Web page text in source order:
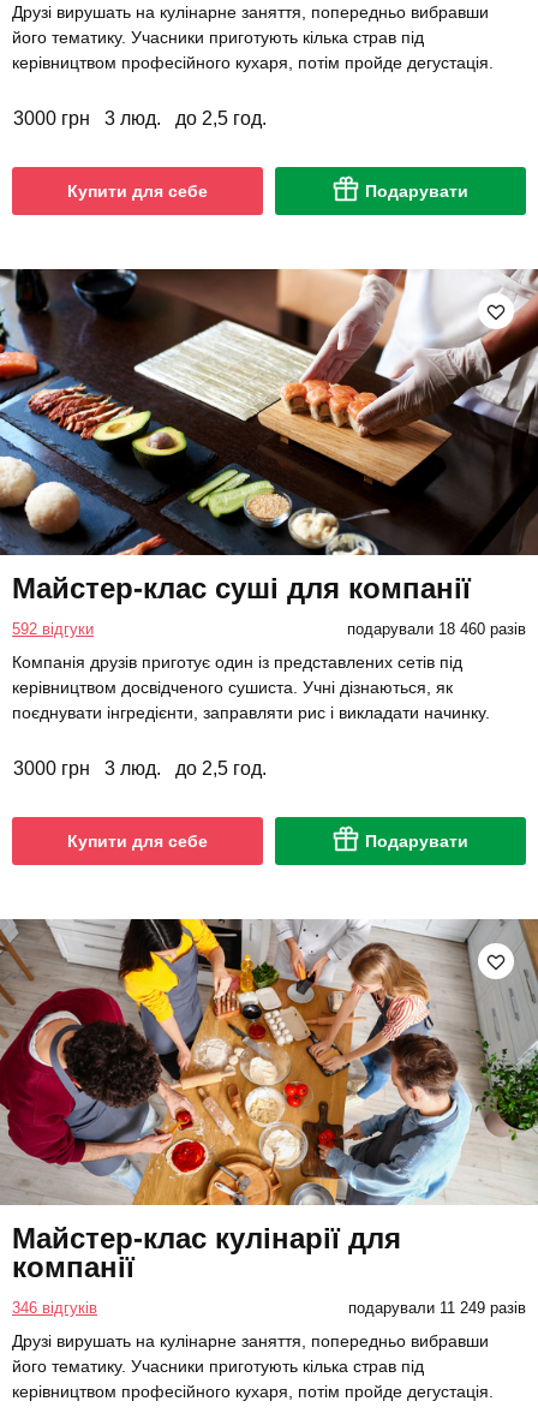
Друзі вирушать на кулінарне заняття, попередньо вибравши
його тематику. Учасники приготують кілька страв під
керівництвом професійного кухаря, потім пройде дегустація.
3000 грн 3 люд. до 2,5 год.
Купити для себе Подарувати
Майстер-клас суші для компанії
592 відгуки подарували 18 460 разів
Компанія друзів приготує один із представлених сетів під
керівництвом досвідченого сушиста. Учні дізнаються, як
поєднувати інгредієнти, заправляти рис і викладати начинку.
3000 грн 3 люд. до 2,5 год.
Купити для себе Подарувати
Майстер-клас кулінарії для
компанії
346 відгуків подарували 11 249 разів
Друзі вирушать на кулінарне заняття, попередньо вибравши
його тематику. Учасники приготують кілька страв під
керівництвом професійного кухаря, потім пройде дегустація.